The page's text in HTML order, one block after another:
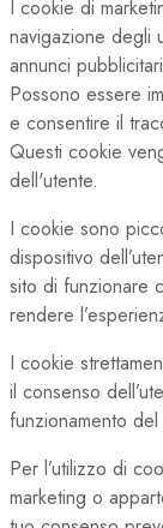
I cookie di
navigazione degli
annunci
Possono essere
e consentire il
Questi cookie
dell'utente.
I cookie sono
dispositivo
sito di funzionare
rendere
I cookie
il consenso
funzionamento
Per l’utilizzo di
marketing o